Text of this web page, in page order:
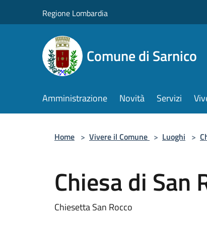
Regione Lombardia
Comune di Sarnico
Amministrazione Novità Servizi
Home > Vivere il Comune > Luoghi >
Chiesa di San
Chiesetta San Rocco